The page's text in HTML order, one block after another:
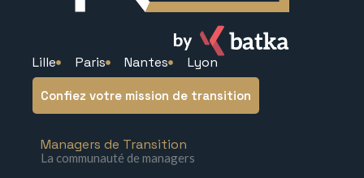
Lille Paris Nantes Lyon
Confiez votre mission de transition
Managers de Transition
La communauté de managers